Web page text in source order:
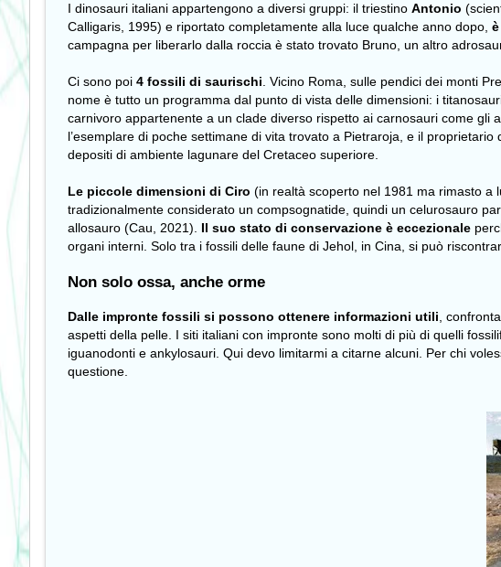
I dinosauri italiani appartengono a diversi gruppi: il triestino Antonio
Calligaris, 1995) e riportato completamente alla luce qualche anno dopo,
campagna per liberarlo dalla roccia è stato trovato Bruno , un altro
Ci sono poi 4 fossili di saurischi . Vicino Roma, sulle pendici dei monti
nome è tutto un programma dal punto di vista delle dimensioni: i
carnivoro appartenente a un clade diverso rispetto ai carnosauri come gli
l’esemplare di poche settimane di vita trovato a Pietraroja, e il proprietario
depositi di ambiente lagunare del Cretaceo superiore.
Le piccole dimensioni di Ciro (in realtà scoperto nel 1981 ma rimasto a
tradizionalmente considerato un compsognatide, quindi un celurosauro
allosauro (Cau, 2021). Il suo stato di conservazione è eccezionale
organi interni. Solo tra i fossili delle faune di Jehol, in Cina, si può
Non solo ossa, anche orme
Dalle impronte fossili si possono ottenere informazioni utili ,
aspetti della pelle. I siti italiani con impronte sono molti di più di quelli
iguanodonti e ankylosauri. Qui devo limitarmi a citarne alcuni. Per chi
questione.